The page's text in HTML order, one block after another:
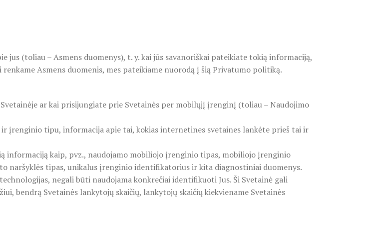
(toliau – Asmens duomenys), t. y. kai jūs savanoriškai pateikiate tokią informaciją,
Asmens duomenis, mes pateikiame nuorodą į šią Privatumo politiką.
ar kai prisijungiate prie Svetainės per mobilųjį įrenginį (toliau – Naudojimo
įrenginio tipu, informacija apie tai, kokias internetines svetaines lankėte prieš tai ir
informaciją kaip, pvz., naudojamo mobiliojo įrenginio tipas, mobiliojo įrenginio
naršyklės tipas, unikalus įrenginio identifikatorius ir kita diagnostiniai duomenys.
negali būti naudojama konkrečiai identifikuoti Jus. Ši Svetainė gali
bendrą Svetainės lankytojų skaičių, lankytojų skaičių kiekviename Svetainės